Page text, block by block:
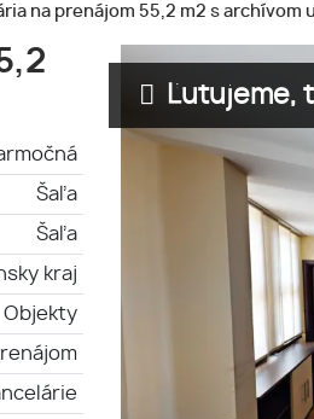
na prenájom 55,2 m2 s archívom
Šaľa
Šaľa
kraj
Objekty
Ľutujeme,